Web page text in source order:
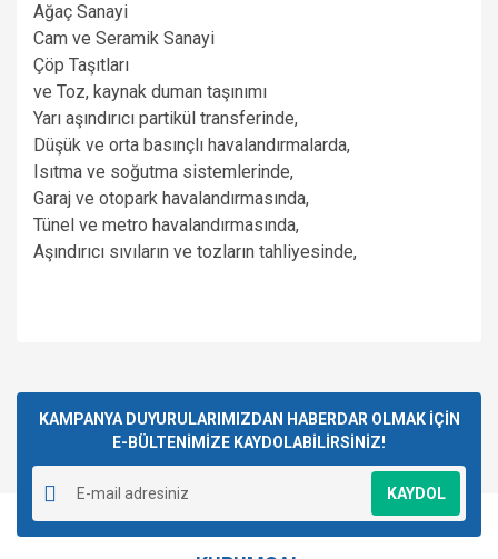
Ağaç Sanayi
Cam ve Seramik Sanayi
Çöp Taşıtları
ve Toz, kaynak duman taşınımı
Yarı aşındırıcı partikül transferinde,
Düşük ve orta basınçlı havalandırmalarda,
Isıtma ve soğutma sistemlerinde,
Garaj ve otopark havalandırmasında,
Tünel ve metro havalandırmasında,
Aşındırıcı sıvıların ve tozların tahliyesinde,
Yorum Yaz
kullanarak tarafımıza iletebilirsiniz.
Görüş ve önerileriniz için teşekkür ederiz.
Ürün resmi kalitesiz, bozuk veya görüntülenemiyor.
Ürün açıklamasında eksik bilgiler bulunuyor.
Ürün bilgilerinde hatalar bulunuyor.
KAMPANYA DUYURULARIMIZDAN HABERDAR OLMAK İÇİN
E-BÜLTENİMİZE KAYDOLABİLİRSİNİZ!
KAYDOL